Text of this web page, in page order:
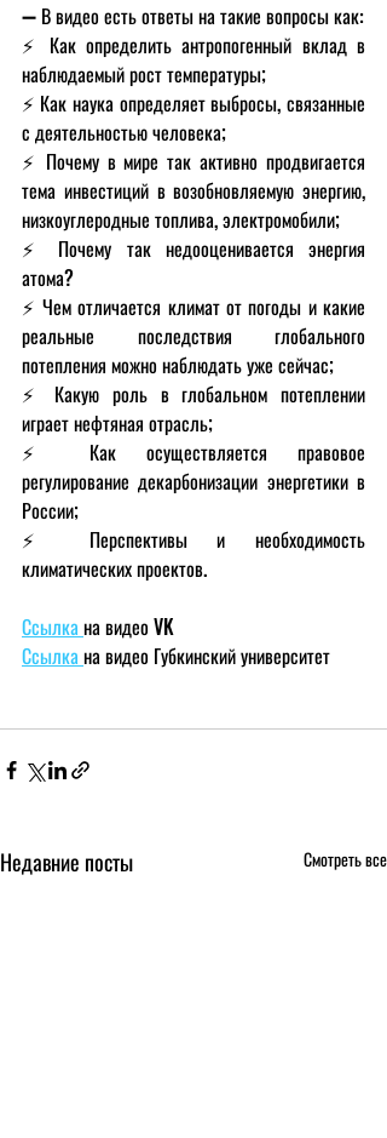
➖ В видео есть ответы на такие вопросы как:
⚡️ Как определить антропогенный вклад в
наблюдаемый рост температуры;
⚡️ Как наука определяет выбросы, связанные
с деятельностью человека;
⚡️ Почему в мире так активно продвигается
тема инвестиций в возобновляемую энергию,
низкоуглеродные топлива, электромобили;
⚡️ Почему так недооценивается энергия
атома?
⚡️ Чем отличается климат от погоды и какие
реальные последствия глобального
потепления можно наблюдать уже сейчас;
⚡️ Какую роль в глобальном потеплении
играет нефтяная отрасль;
⚡️ Как осуществляется правовое
регулирование декарбонизации энергетики в
России;
⚡️ Перспективы и необходимость
климатических проектов.
Ссылка на видео VK
Ссылка на видео Губкинский университет
Недавние посты Смотреть все